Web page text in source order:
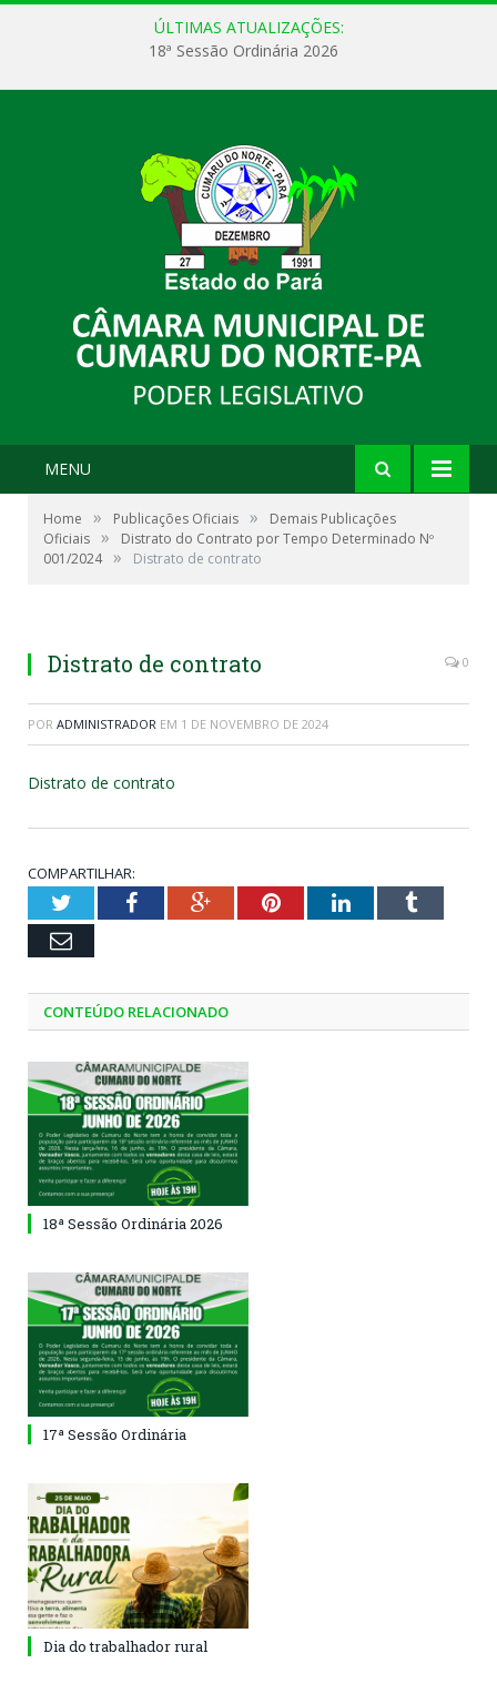
ÚLTIMAS ATUALIZAÇÕES:
18ª Sessão Ordinária 2026
MENU
Home » Publicações Oficiais »
Demais Publicações
Oficiais »
Distrato do Contrato por Tempo Determinado Nº
001/2024 » Distrato de contrato
Distrato de contrato 0
POR ADMINISTRADOR EM 1 DE NOVEMBRO DE 2024
Distrato de contrato
COMPARTILHAR:
TwitterFacebookGoogle+PinterestLinkedInTumblr
Email
CONTEÚDO RELACIONADO
18ª Sessão Ordinária 2026
17ª Sessão Ordinária
Dia do trabalhador rural